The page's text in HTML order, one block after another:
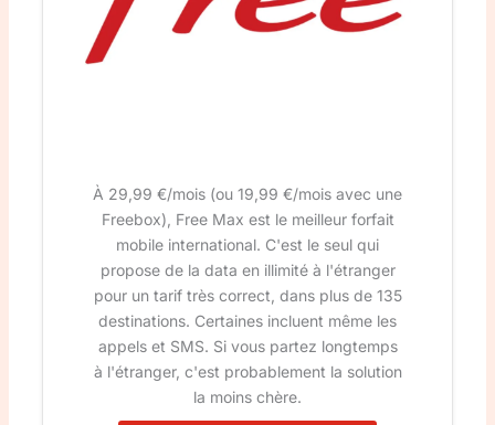
À 29,99 €/mois (ou 19,99 €/mois avec une
Freebox), Free Max est le meilleur forfait
mobile international. C'est le seul qui
propose de la data en illimité à l'étranger
pour un tarif très correct, dans plus de 135
destinations. Certaines incluent même les
appels et SMS. Si vous partez longtemps
à l'étranger, c'est probablement la solution
la moins chère.